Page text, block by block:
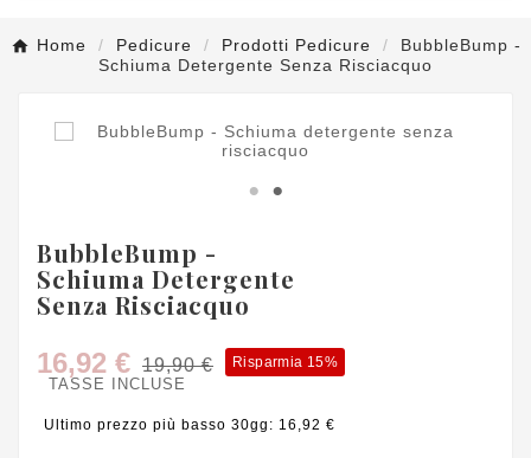
Home Pedicure Prodotti Pedicure
BubbleBump -
Schiuma Detergente Senza Risciacquo
BubbleBump -
Schiuma Detergente
Senza Risciacquo
16,92 € 19,90 € Risparmia 15%
TASSE INCLUSE
Ultimo prezzo più basso 30gg: 16,92 €